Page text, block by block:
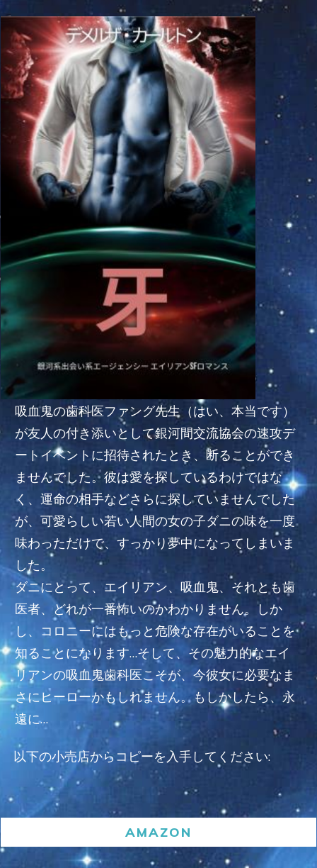
吸血鬼の歯科医ファング先生（はい、本当です）
が友人の付き添いとして銀河間交流協会の速攻デ
ートイベントに招待されたとき、断ることができ
ませんでした。彼は愛を探しているわけではな
く、運命の相手などさらに探していませんでした
が、可愛らしい若い人間の女の子ダニの味を一度
味わっただけで、すっかり夢中になってしまいま
した。
ダニにとって、エイリアン、吸血鬼、それとも歯
医者、どれが一番怖いのかわかりません。しか
し、コロニーにはもっと危険な存在がいることを
知ることになります…そして、その魅力的なエイ
リアンの吸血鬼歯科医こそが、今彼女に必要なま
さにヒーローかもしれません。もしかしたら、永
遠に…
以下の小売店からコピーを入手してください:
AMAZON